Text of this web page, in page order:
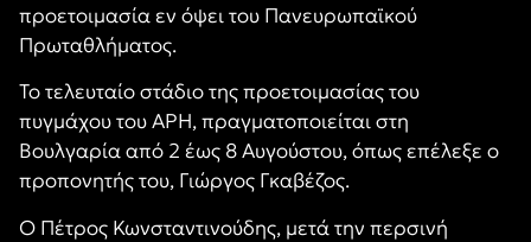
προετοιμασία εν όψει του Πανευρωπαϊκού
Πρωταθλήματος.
Το τελευταίο στάδιο της προετοιμασίας του
πυγμάχου του ΑΡΗ, πραγματοποιείται στη
Βουλγαρία από 2 έως 8 Αυγούστου, όπως επέλεξε ο
προπονητής του, Γιώργος Γκαβέζος.
Ο Πέτρος Κωνσταντινούδης, μετά την περσινή